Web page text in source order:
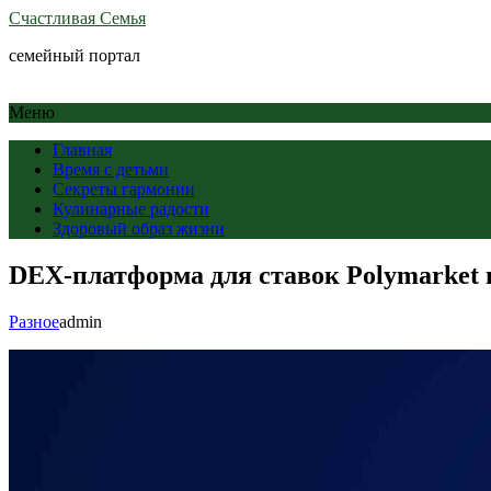
Счастливая Семья
семейный портал
Меню
Главная
Время с детьми
Секреты гармонии
Кулинарные радости
Здоровый образ жизни
DEX-платформа для ставок
Разноеadmin